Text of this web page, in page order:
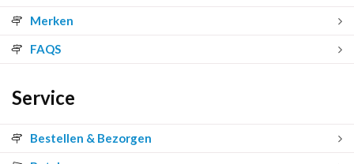
Merken
FAQS
Service
Bestellen & Bezorgen